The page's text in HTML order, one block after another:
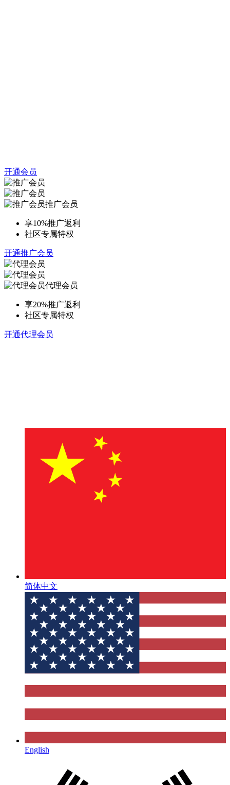
开通会员
推广会员
享10%推广返利
社区专属特权
开通推广会员
代理会员
享20%推广返利
社区专属特权
开通代理会员
简体中文
English